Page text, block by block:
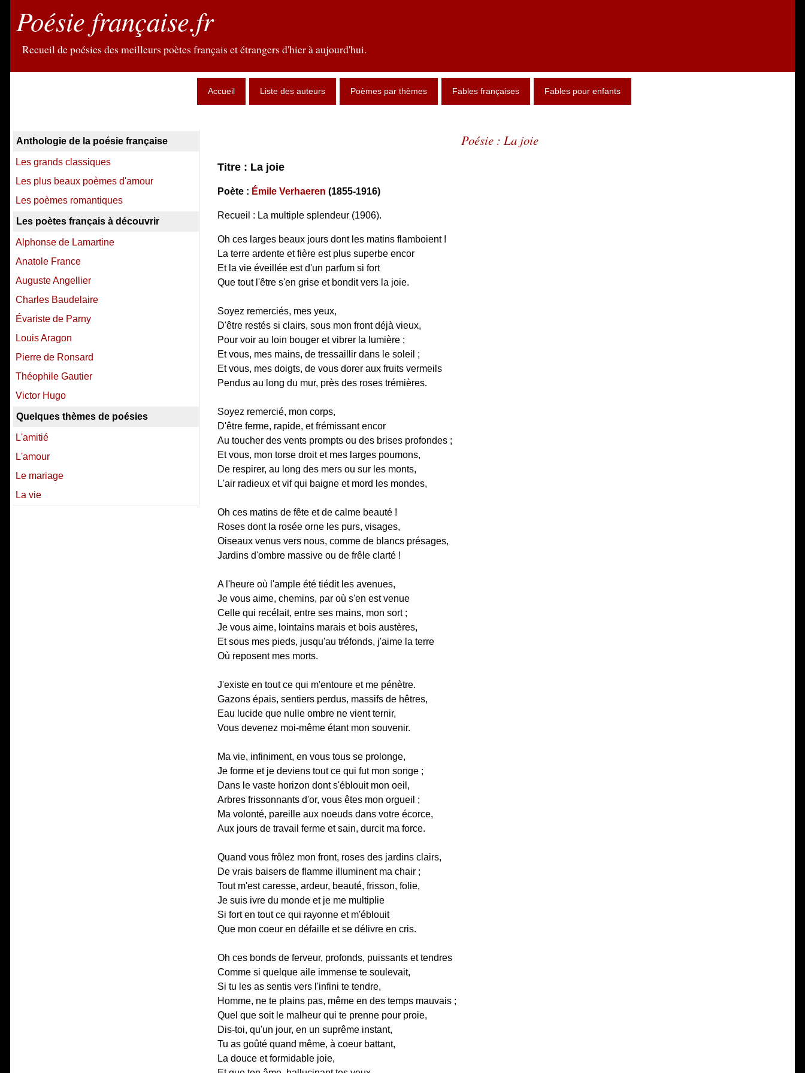
Poésie française.fr
Recueil de poésies des meilleurs poètes français et étrangers d'hier à aujourd'hui.
Accueil Liste des auteurs Poèmes par thèmes Fables françaises Fables pour enfants
Poésie : La joie
Titre : La joie
Poète : Émile Verhaeren (1855-1916)
Recueil : La multiple splendeur (1906).
Oh ces larges beaux jours dont les matins flamboient !
La terre ardente et fière est plus superbe encor
Et la vie éveillée est d'un parfum si fort
Que tout l'être s'en grise et bondit vers la joie.
Soyez remerciés, mes yeux,
D'être restés si clairs, sous mon front déjà vieux,
Pour voir au loin bouger et vibrer la lumière ;
Et vous, mes mains, de tressaillir dans le soleil ;
Et vous, mes doigts, de vous dorer aux fruits vermeils
Pendus au long du mur, près des roses trémières.
Soyez remercié, mon corps,
D'être ferme, rapide, et frémissant encor
Au toucher des vents prompts ou des brises profondes ;
Et vous, mon torse droit et mes larges poumons,
De respirer, au long des mers ou sur les monts,
L'air radieux et vif qui baigne et mord les mondes,
Oh ces matins de fête et de calme beauté !
Roses dont la rosée orne les purs, visages,
Oiseaux venus vers nous, comme de blancs présages,
Jardins d'ombre massive ou de frêle clarté !
A l'heure où l'ample été tiédit les avenues,
Je vous aime, chemins, par où s'en est venue
Celle qui recélait, entre ses mains, mon sort ;
Je vous aime, lointains marais et bois austères,
Et sous mes pieds, jusqu'au tréfonds, j'aime la terre
Où reposent mes morts.
J'existe en tout ce qui m'entoure et me pénètre.
Gazons épais, sentiers perdus, massifs de hêtres,
Eau lucide que nulle ombre ne vient ternir,
Vous devenez moi-même étant mon souvenir.
Ma vie, infiniment, en vous tous se prolonge,
Je forme et je deviens tout ce qui fut mon songe ;
Dans le vaste horizon dont s'éblouit mon oeil,
Arbres frissonnants d'or, vous êtes mon orgueil ;
Ma volonté, pareille aux noeuds dans votre écorce,
Aux jours de travail ferme et sain, durcit ma force.
Quand vous frôlez mon front, roses des jardins clairs,
De vrais baisers de flamme illuminent ma chair ;
Tout m'est caresse, ardeur, beauté, frisson, folie,
Je suis ivre du monde et je me multiplie
Si fort en tout ce qui rayonne et m'éblouit
Que mon coeur en défaille et se délivre en cris.
Oh ces bonds de ferveur, profonds, puissants et tendres
Comme si quelque aile immense te soulevait,
Si tu les as sentis vers l'infini te tendre,
Homme, ne te plains pas, même en des temps mauvais ;
Quel que soit le malheur qui te prenne pour proie,
Dis-toi, qu'un jour, en un suprême instant,
Tu as goûté quand même, à coeur battant,
La douce et formidable joie,
Anthologie de la poésie française
Les grands classiques
Les plus beaux poèmes d'amour
Les poèmes romantiques
Les poètes français à découvrir
Alphonse de Lamartine
Anatole France
Auguste Angellier
Charles Baudelaire
Évariste de Parny
Louis Aragon
Pierre de Ronsard
Théophile Gautier
Victor Hugo
Quelques thèmes de poésies
L'amitié
L'amour
Le mariage
La vie